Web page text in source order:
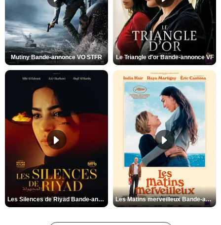
Mutiny Bande-annonce VO STFR Le Triangle d'or Bande-annonce VF
Les Silences de Riyad Bande-annonce VO STFR Les Matins merveilleux Bande-annonce VF